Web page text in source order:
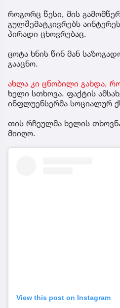
როგორც წესი, მის
გულშემატკივრებს
პირადი ცხოვრებაც.
ცოტა ხნის წინ მან
გააცნო.
ახლა კი ცნობილი გახდა,
ხელი სთხოვა. ფაქტის
ინფლუენსერმა სოციალურ
თის რჩეულმა ხელის
მიიღო.
View this post on Instagram